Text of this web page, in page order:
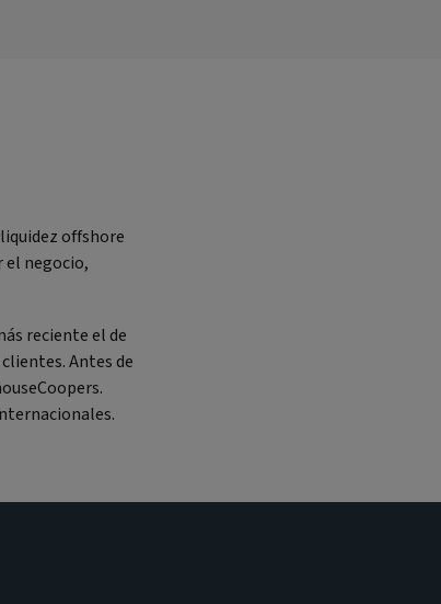
offshore
el negocio,
reciente el de
Antes de